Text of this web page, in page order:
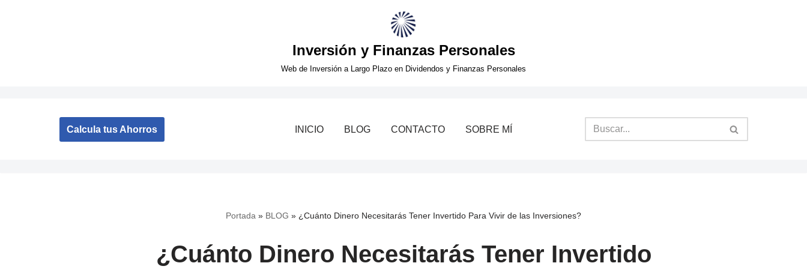
Inversión y Finanzas Personales
Web de Inversión a Largo Plazo en Dividendos y Finanzas Personales
Calcula tus Ahorros INICIO BLOG CONTACTO SOBRE MÍ
Portada » BLOG » ¿Cuánto Dinero Necesitarás Tener Invertido Para Vivir de las Inversiones?
¿Cuánto Dinero Necesitarás Tener Invertido